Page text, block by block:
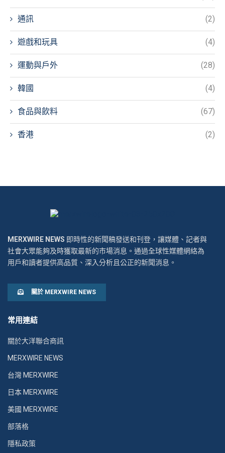
通訊 (2)
遊戲和玩具 (4)
運動與戶外 (28)
韓國 (4)
食品與飲料 (67)
香港 (2)
MERXWIRE NEWS 即時性的新聞稿發送和刊登，讓媒體、記者與
社會大眾能夠及時獲取最新的市場消息。通過全球性媒體網絡為
用戶和讀者提供高品質、深入分析且公正的新聞消息。
關於 MERXWIRE NEWS
常用連結
關於大洋聯合商訊
MERXWIRE NEWS
台灣 MERXWIRE
日本 MERXWIRE
美國 MERXWIRE
部落格
隱私政策